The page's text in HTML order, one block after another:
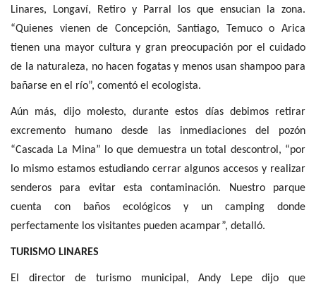
Linares, Longaví, Retiro y Parral los que ensucian la zona.
“Quienes vienen de Concepción, Santiago, Temuco o Arica
tienen una mayor cultura y gran preocupación por el cuidado
de la naturaleza, no hacen fogatas y menos usan shampoo para
bañarse en el río”, comentó el ecologista.
Aún más, dijo molesto, durante estos días debimos retirar
excremento humano desde las inmediaciones del pozón
“Cascada La Mina” lo que demuestra un total descontrol, “por
lo mismo estamos estudiando cerrar algunos accesos y realizar
senderos para evitar esta contaminación. Nuestro parque
cuenta con baños ecológicos y un camping donde
perfectamente los visitantes pueden acampar”, detalló.
TURISMO LINARES
El director de turismo municipal, Andy Lepe dijo que